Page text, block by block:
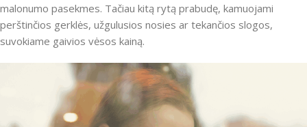
malonumo pasekmes. Tačiau kitą rytą prabudę, kamuojami
perštinčios gerklės, užgulusios nosies ar tekančios slogos,
suvokiame gaivios vėsos kainą.